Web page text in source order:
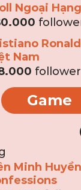
Ngoại Hạng
Nam
Minh
Game